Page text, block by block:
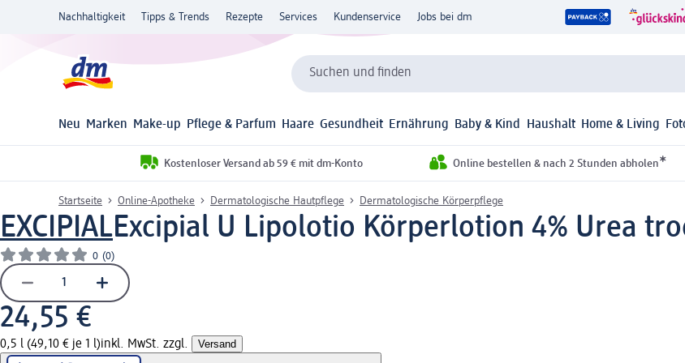
Nachhaltigkeit Tipps & Trends Rezepte Services Kundenservice Jobs bei dm
Suchen und finden
Neu Marken Make-up Pflege & Parfum Haare Gesundheit Ernährung Baby & Kind Haushalt Home & Living
Kostenloser Versand ab 59 € mit dm-Konto Online bestellen & nach 2 Stunden abholen*
Startseite Online-Apotheke Dermatologische Hautpflege Dermatologische Körperpflege
EXCIPIALExcipial U Lipolotio Körperlotion 4% Urea
0 (0)
24,55 €
0,5 l (49,10 € je 1 l)inkl. MwSt. zzgl. Versand